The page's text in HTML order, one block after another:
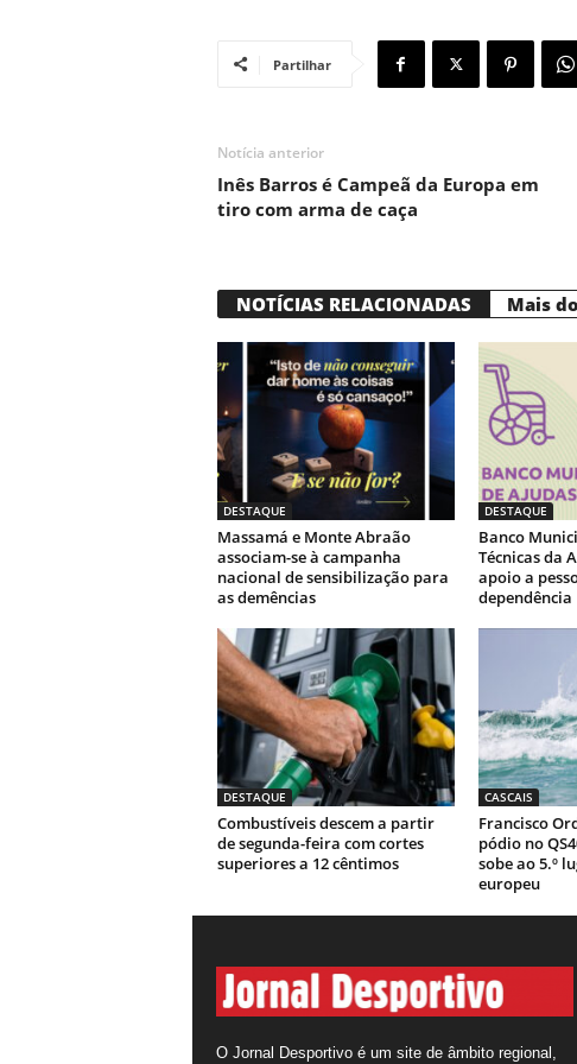
Partilhar
Notícia anterior
Inês Barros é Campeã da Europa em
tiro com arma de caça
NOTÍCIAS RELACIONADAS Mais
DESTAQUE
Massamá e Monte Abraão
associam-se à campanha
nacional de sensibilização para
as demências
DESTAQUE
Banco
Técnicas da
apoio a
dependência
DESTAQUE
Combustíveis descem a partir
de segunda-feira com cortes
superiores a 12 cêntimos
CASCAIS
Francisco
pódio no
sobe ao 5.º
europeu
O Jornal Desportivo é um site de âmbito regional,